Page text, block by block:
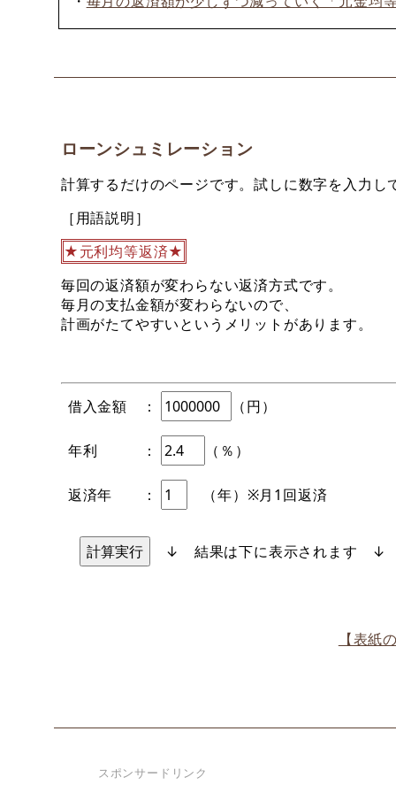
ローンシュミレーション
計算するだけのページです。試しに数字を入力し
［用語説明］
★元利均等返済★
毎回の返済額が変わらない返済方式です。
毎月の支払金額が変わらないので、
計画がたてやすいというメリットがあります。
借入金額 ： （円）
年利 ： （％）
返済年 ： （年）※月1回返済
↓ 結果は下に表示されます ↓
【表紙
スポンサードリンク